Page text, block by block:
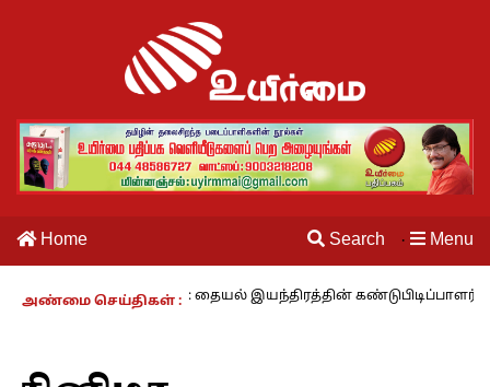
Home Search · Menu
அண்மை செய்திகள் :
காலம் – 27 : தையல் இயந்திரத்தின் கண்டுபிடிப்பாளர் யார்? -